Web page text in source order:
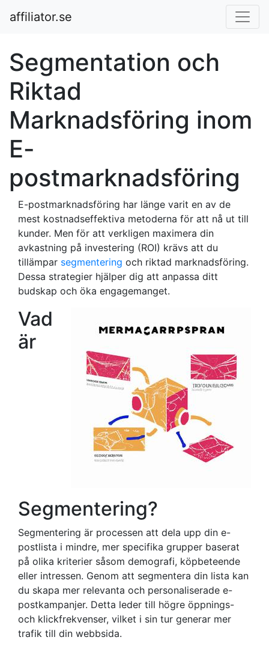
affiliator.se
Segmentation och
Riktad
Marknadsföring inom
E-
postmarknadsföring
E-postmarknadsföring har länge varit en av de
mest kostnadseffektiva metoderna för att nå ut till
kunder. Men för att verkligen maximera din
avkastning på investering (ROI) krävs att du
tillämpar segmentering och riktad marknadsföring.
Dessa strategier hjälper dig att anpassa ditt
budskap och öka engagemanget.
Vad
är
Segmentering?
Segmentering är processen att dela upp din e-
postlista i mindre, mer specifika grupper baserat
på olika kriterier såsom demografi, köpbeteende
eller intressen. Genom att segmentera din lista kan
du skapa mer relevanta och personaliserade e-
postkampanjer. Detta leder till högre öppnings-
och klickfrekvenser, vilket i sin tur generar mer
trafik till din webbsida.